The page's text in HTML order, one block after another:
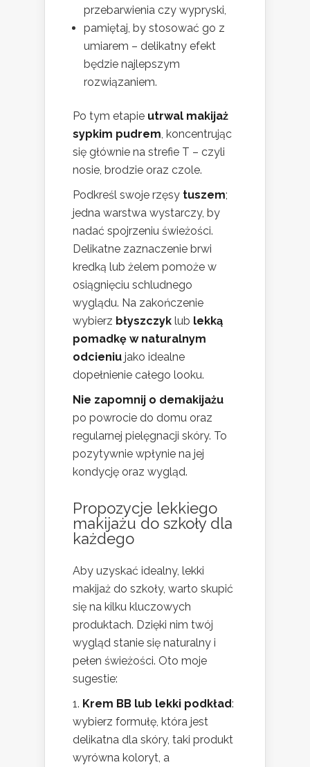
przebarwienia czy wypryski,
pamiętaj, by stosować go z
umiarem – delikatny efekt
będzie najlepszym
rozwiązaniem.
Po tym etapie utrwal makijaż
sypkim pudrem, koncentrując
się głównie na strefie T – czyli
nosie, brodzie oraz czole.
Podkreśl swoje rzęsy tuszem;
jedna warstwa wystarczy, by
nadać spojrzeniu świeżości.
Delikatne zaznaczenie brwi
kredką lub żelem pomoże w
osiągnięciu schludnego
wyglądu. Na zakończenie
wybierz błyszczyk lub lekką
pomadkę w naturalnym
odcieniu jako idealne
dopełnienie całego looku.
Nie zapomnij o demakijażu
po powrocie do domu oraz
regularnej pielęgnacji skóry. To
pozytywnie wpłynie na jej
kondycję oraz wygląd.
Propozycje lekkiego
makijażu do szkoły dla
każdego
Aby uzyskać idealny, lekki
makijaż do szkoły, warto skupić
się na kilku kluczowych
produktach. Dzięki nim twój
wygląd stanie się naturalny i
pełen świeżości. Oto moje
sugestie:
Krem BB lub lekki podkład:
wybierz formułę, która jest
delikatna dla skóry, taki produkt
wyrówna koloryt, a